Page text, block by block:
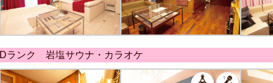
Dランク 岩塩サウナ・カラオケ